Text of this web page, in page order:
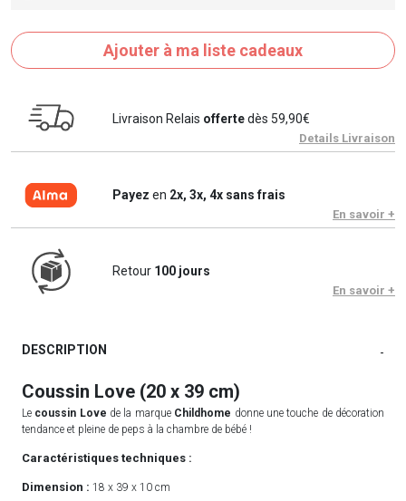
Ajouter à ma liste cadeaux
Livraison Relais offertedès 59,90€
Details Livraison
Payez en 2x, 3x, 4x sans frais
En savoir +
Retour 100 jours
En savoir +
DESCRIPTION -
Coussin Love (20 x 39 cm)
Le coussin Love de la marque Childhome donne une touche de décoration
tendance et pleine de peps à la chambre de bébé !
Caractéristiques techniques :
Dimension : 18 x 39 x 10 cm